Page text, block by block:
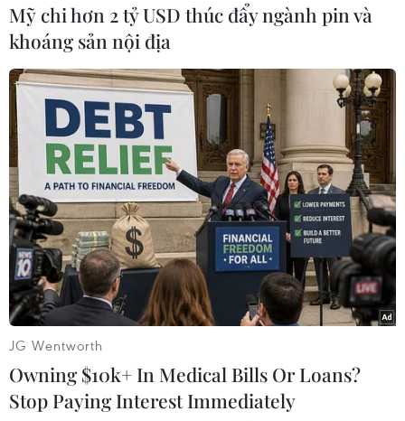
Tiền đạo Hải Yến (trái) và Hậu vệ Chương Thị Kiều (phải) đang
khởi động bên ngoài sân. (Ảnh: TTXVN phát)
Một pha bắt bóng chính xác của Thủ môn Kim Thanh. (Ảnh:
Mỹ chi hơn 2 tỷ USD thúc đẩy ngành pin và
khoáng sản nội địa
JG Wentworth
Owning $10k+ In Medical Bills Or Loans?
Stop Paying Interest Immediately